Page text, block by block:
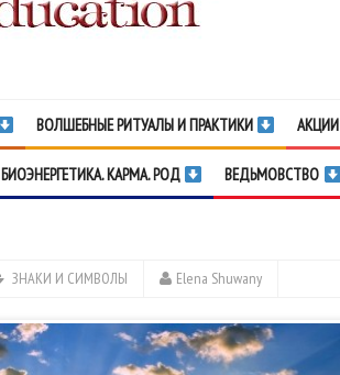
ВОЛШЕБНЫЕ РИТУАЛЫ И ПРАКТИКИ АКЦИИ
БИОЭНЕРГЕТИКА. КАРМА. РОД ВЕДЬМОВСТВО
ЗНАКИ И СИМВОЛЫ Elena Shuwany